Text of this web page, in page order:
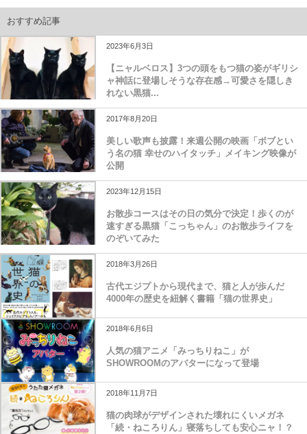
おすすめ記事
2023年6月3日
【ニャルベロス】3つの頭をもつ猫の姿がギリシ
ャ神話に登場しそうな存在感→可愛さを隠しき
れない黒猫...
2017年8月20日
美しい歌声も披露！来週公開の映画「ボブとい
う名の猫 幸せのハイタッチ」メイキング映像が
公開
2023年12月15日
お散歩コースはその日の気分で決定！歩くのが
速すぎる黒猫「こっちゃん」のお散歩ライフを
のぞいてみた
2018年3月26日
古代エジプトから現代まで、猫と人が歩んだ
4000年の歴史を紐解く書籍「猫の世界史」
2018年6月6日
人気の猫アニメ「みっちりねこ」が
SHOWROOMのアバターになって登場
2018年11月7日
猫の肉球がデザインされた壊れにくいメガネ
「続・ねころりん」寝落ちしても安心ニャ！？